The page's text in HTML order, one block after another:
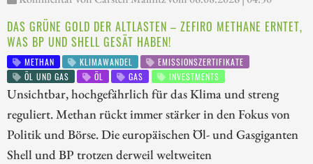
DAS GRÜNE GOLD DER ALTLASTEN – ZEFIRO METHANE ERNTET,
WAS BP UND SHELL GESÄT HABEN!
METHAN KLIMAWANDEL
EMISSIONSZERTIFIKATE
ÖL UND GAS
ÖL GAS INVESTMENTS
Unsichtbar, hochgefährlich für das Klima und streng
reguliert. Methan rückt immer stärker in den Fokus von
Politik und Börse. Die europäischen Öl- und Gasgiganten
Shell und BP trotzen derweil weltweiten